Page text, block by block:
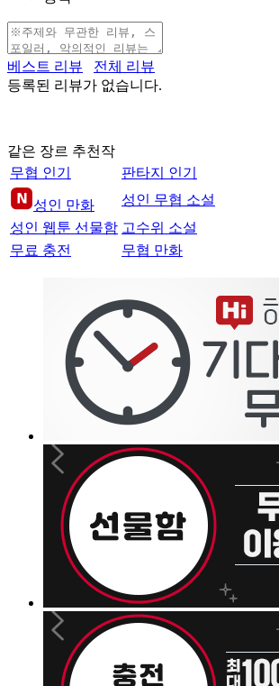
베스트 리뷰
전체 리뷰
등록된 리뷰가 없습니다.
같은 장르 추천작
무협 인기
판타지 인기
성인 만화
성인 무협 소설
성인 웹툰 선물함 고수위 소설
무료 충전
무협 만화